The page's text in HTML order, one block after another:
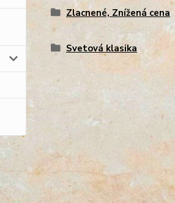
Zlacnené, Znížená cena
Svetová klasika